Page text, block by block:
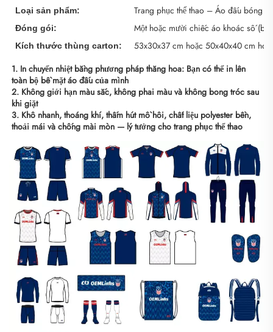
Loại sản phẩm: Trang phục thể thao – Áo đấu bóng
Đóng gói: Một hoặc mười chiếc áo khoác số
Kích thước thùng carton:
53x30x37 cm hoặc 50x40x40 cm
1. In chuyển nhiệt bằng phương pháp thăng hoa: Bạn có thể in lên
toàn bộ bề mặt áo đấu của mình
2. Không giới hạn màu sắc, không phai màu và không bong tróc sau
khi giặt
3. Khô nhanh, thoáng khí, thấm hút mồ hôi, chất liệu polyester bền,
thoải mái và chống mài mòn — lý tưởng cho trang phục thể thao